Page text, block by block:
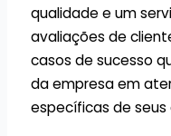
qualidade e um
avaliações de
casos de sucesso
da empresa em
específicas de seus